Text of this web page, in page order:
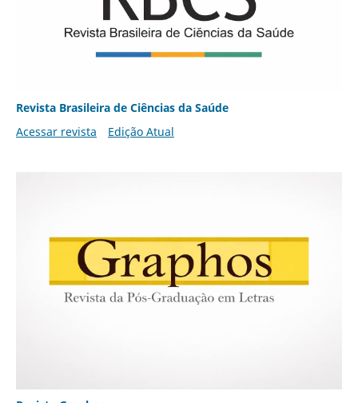
Revista Brasileira de Ciências da Saúde
Acessar revista
Edição Atual